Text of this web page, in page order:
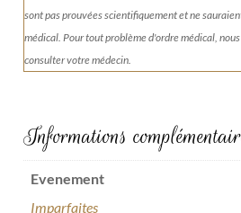
sont pas prouvées scientifiquement et ne
médical. Pour tout problème d'ordre médical,
consulter votre médecin.
Informations
Evenement
Imparfaites